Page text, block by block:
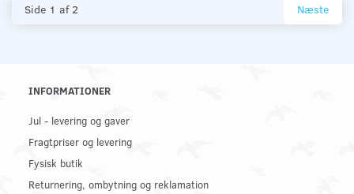
Side 1 af 2 Næste
INFORMATIONER
Jul - levering og gaver
Fragtpriser og levering
Fysisk butik
Returnering, ombytning og reklamation